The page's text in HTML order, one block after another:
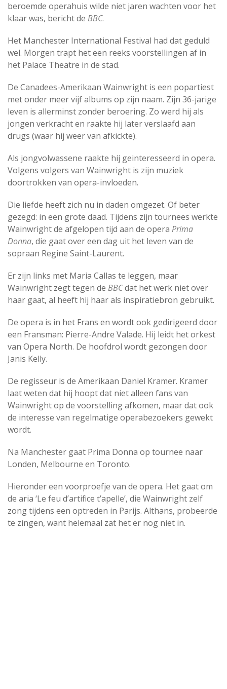
beroemde operahuis wilde niet jaren wachten voor het
klaar was, bericht de BBC.
Het Manchester International Festival had dat geduld
wel. Morgen trapt het een reeks voorstellingen af in
het Palace Theatre in de stad.
De Canadees-Amerikaan Wainwright is een popartiest
met onder meer vijf albums op zijn naam. Zijn 36-jarige
leven is allerminst zonder beroering. Zo werd hij als
jongen verkracht en raakte hij later verslaafd aan
drugs (waar hij weer van afkickte).
Als jongvolwassene raakte hij geinteresseerd in opera.
Volgens volgers van Wainwright is zijn muziek
doortrokken van opera-invloeden.
Die liefde heeft zich nu in daden omgezet. Of beter
gezegd: in een grote daad. Tijdens zijn tournees werkte
Wainwright de afgelopen tijd aan de opera Prima
Donna, die gaat over een dag uit het leven van de
sopraan Regine Saint-Laurent.
Er zijn links met Maria Callas te leggen, maar
Wainwright zegt tegen de BBCdat het werk niet over
haar gaat, al heeft hij haar als inspiratiebron gebruikt.
De opera is in het Frans en wordt ook gedirigeerd door
een Fransman: Pierre-Andre Valade. Hij leidt het orkest
van Opera North. De hoofdrol wordt gezongen door
Janis Kelly.
De regisseur is de Amerikaan Daniel Kramer. Kramer
laat weten dat hij hoopt dat niet alleen fans van
Wainwright op de voorstelling afkomen, maar dat ook
de interesse van regelmatige operabezoekers gewekt
wordt.
Na Manchester gaat Prima Donna op tournee naar
Londen, Melbourne en Toronto.
Hieronder een voorproefje van de opera. Het gaat om
de aria ‘Le feu d’artifice t’apelle’, die Wainwright zelf
zong tijdens een optreden in Parijs. Althans, probeerde
te zingen, want helemaal zat het er nog niet in.